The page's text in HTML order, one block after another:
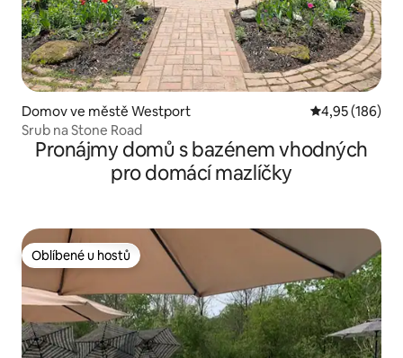
Domov ve městě Westport Průměrné
4,95 (186)
Srub na Stone Road
Pronájmy domů s bazénem vhodných
pro domácí mazlíčky
Oblíbené u hostů
Oblíbené u hostů